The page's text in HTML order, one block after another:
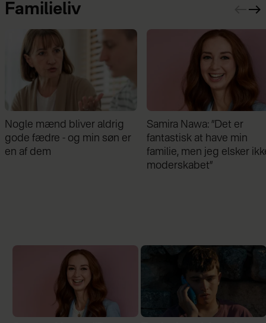
Familieliv
Samira Nawa: ”Det er
fantastisk at have min
familie, men jeg elsker ikke
Jeg valgte at blive skilt
min mand - da jeg en dag
gik forbi hans hus, fik jeg
chok